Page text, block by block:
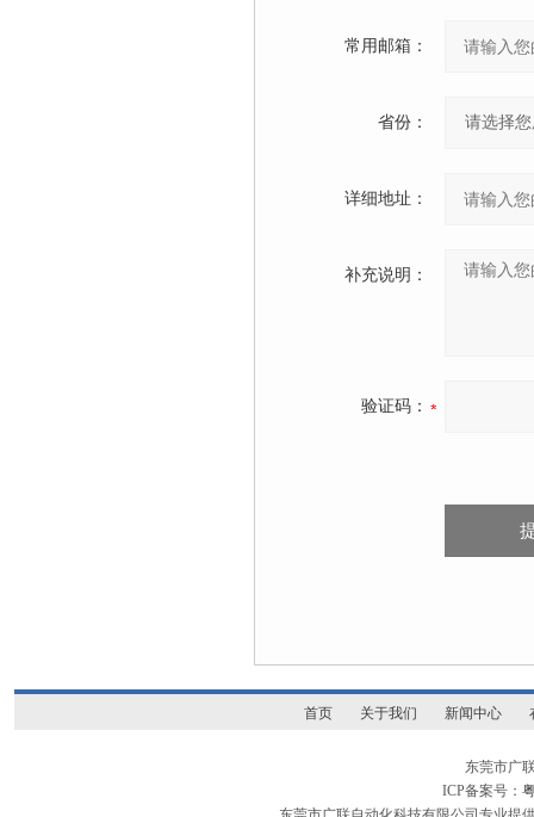
常用邮箱：
省份：
详细地址：
补充说明：
验证码：
首页 关于我们 新闻中心
东莞市广
ICP备案号：